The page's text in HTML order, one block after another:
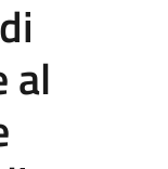
al